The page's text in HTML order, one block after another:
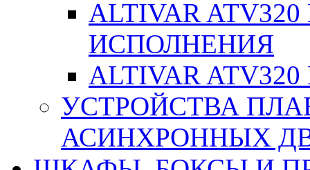
ALTIVAR
ИСПОЛНЕНИЯ
ALTIVAR
УСТРОЙСТВА
АСИНХРОННЫХ